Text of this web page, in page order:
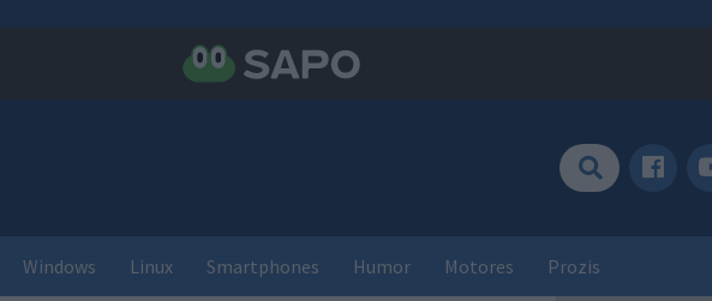
Windows Linux Smartphones Humor Motores Prozis